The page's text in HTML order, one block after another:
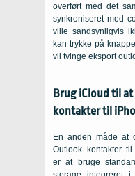
overført med det
synkroniseret med
ville sandsynligvis
kan trykke på
vil tvinge eksport
Brug iCloud til
kontakter til
En anden måde at
Outlook kontakter til
er at bruge